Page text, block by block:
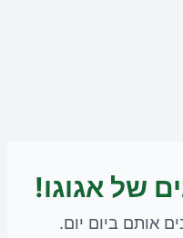
של אגוגו!
אותם ביום יום.